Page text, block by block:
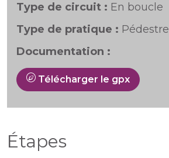
Type de circuit : En boucle
Type de pratique : Pédestre
Documentation :
Télécharger le gpx
Étapes